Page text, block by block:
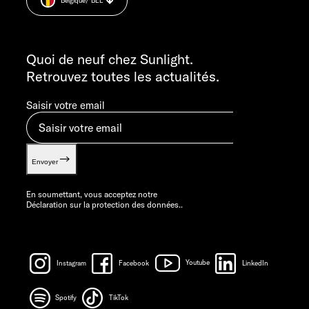
LE VENDREDI : 7H30 - 12H00
info@sunlight.de
Informations sur le poids.
Quoi de neuf chez Sunlight.
Retrouvez toutes les actualités.
Saisir votre email
Envoyer
En soumettant, vous acceptez notre
Déclaration sur la protection des données..
Instagram Facebook Youtube LinkedIn
Spotify TikTok